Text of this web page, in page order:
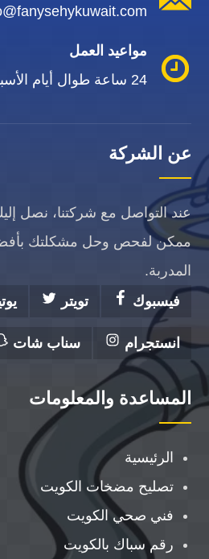
مواعيد العمل
24 ساعة طوال أيام الأسبوع
عن الشركة
عند التواصل مع شركتنا، نصل
ممكن لفحص وحل مشكلتك بأفضل
المدربة.
فيسبوك
تويتر
انستجرام سناب شات
المساعدة والمعلومات
الرئيسية
تصليح مضخات الكويت
فني صحي الكويت
رقم سباك بالكويت